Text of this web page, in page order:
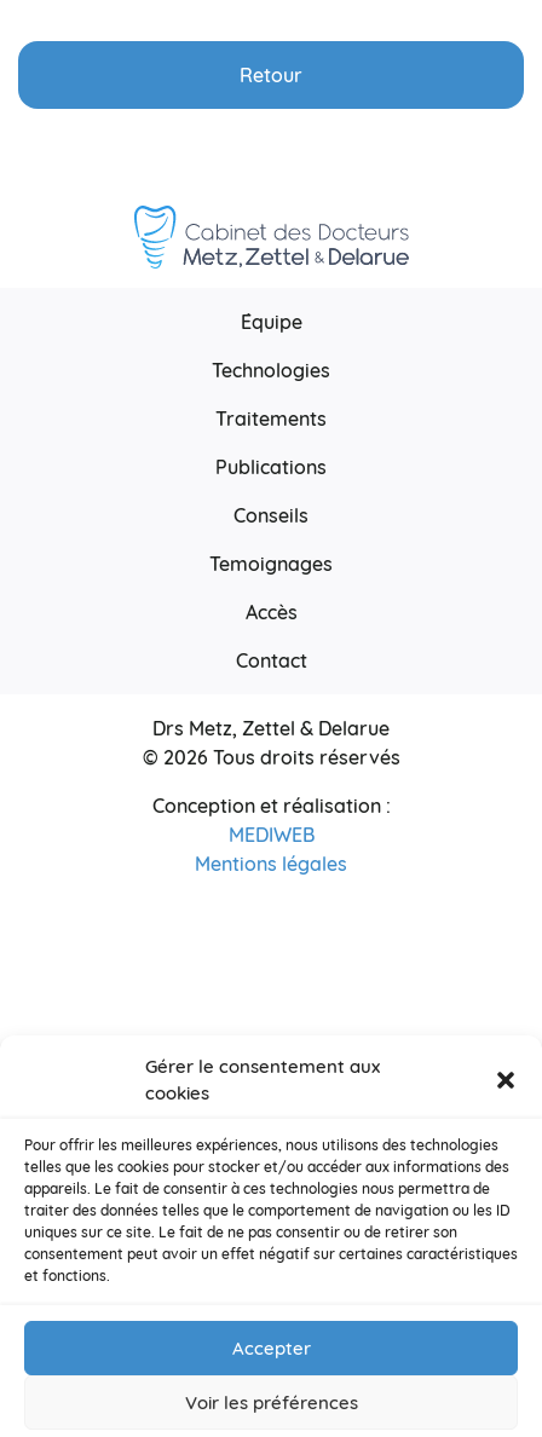
Gérer le consentement aux
cookies
Pour offrir les meilleures expériences, nous utilisons des technologies
telles que les cookies pour stocker et/ou accéder aux informations des
appareils. Le fait de consentir à ces technologies nous permettra de
traiter des données telles que le comportement de navigation ou les ID
uniques sur ce site. Le fait de ne pas consentir ou de retirer son
consentement peut avoir un effet négatif sur certaines caractéristiques
et fonctions.
Accepter
Voir les préférences
Retour
Équipe
Technologies
Traitements
Publications
Conseils
Temoignages
Accès
Contact
Drs Metz, Zettel & Delarue
© 2026 Tous droits réservés
Conception et réalisation :
MEDIWEB
Mentions légales